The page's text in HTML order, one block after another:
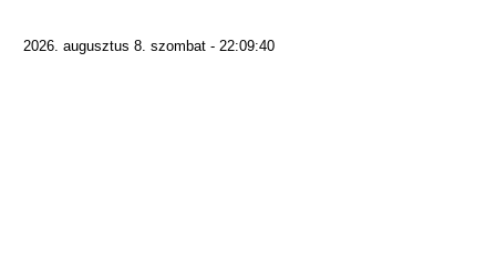
2026. augusztus 8. szombat - 22:09:40